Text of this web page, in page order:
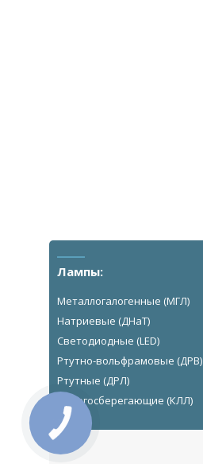
Лампы:
Металлогалогенные (МГЛ)
Натриевые (ДНаТ)
Светодиодные (LED)
Ртутно-вольфрамовые (ДРВ)
Ртутные (ДРЛ)
Энергосберегающие (КЛЛ)